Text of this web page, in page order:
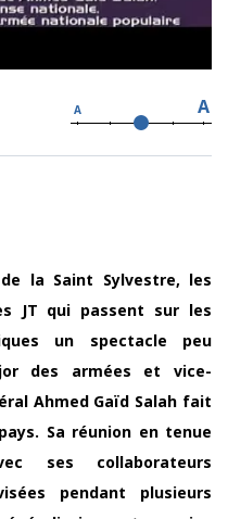
A A
la Saint Sylvestre, les
JT qui passent sur les
un spectacle peu
des armées et vice-
Ahmed Gaïd Salah fait
Sa réunion en tenue
ses collaborateurs
pendant plusieurs